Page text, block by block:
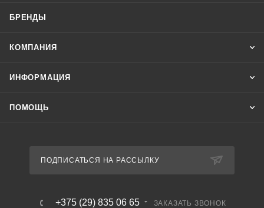
БРЕНДЫ
КОМПАНИЯ
ИНФОРМАЦИЯ
ПОМОЩЬ
ПОДПИСАТЬСЯ НА РАССЫЛКУ
+375 (29) 835 06 65 ЗАКАЗАТЬ ЗВОНОК